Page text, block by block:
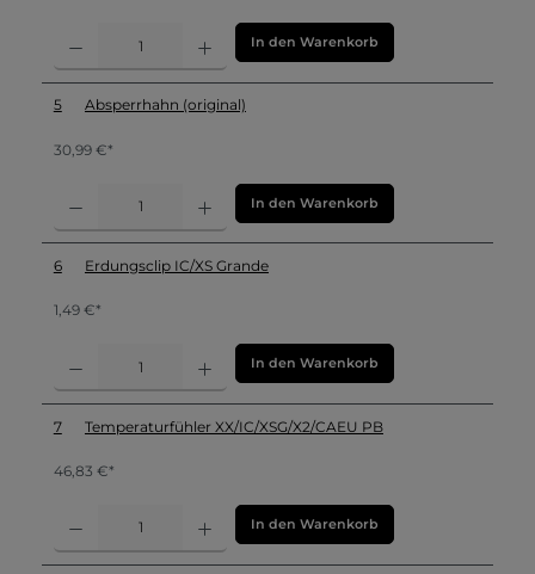
In den Warenkorb
5 Absperrhahn (original)
30,99 €*
In den Warenkorb
6 Erdungsclip IC/XS Grande
1,49 €*
In den Warenkorb
7 Temperaturfühler XX/IC/XSG/X2/CAEU PB
46,83 €*
In den Warenkorb